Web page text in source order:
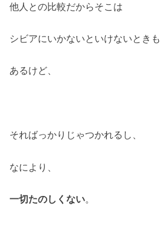
他人との比較だからそこは
シビアにいかないといけないときも
あるけど、
そればっかりじゃつかれるし、
なにより、
一切たのしくない。